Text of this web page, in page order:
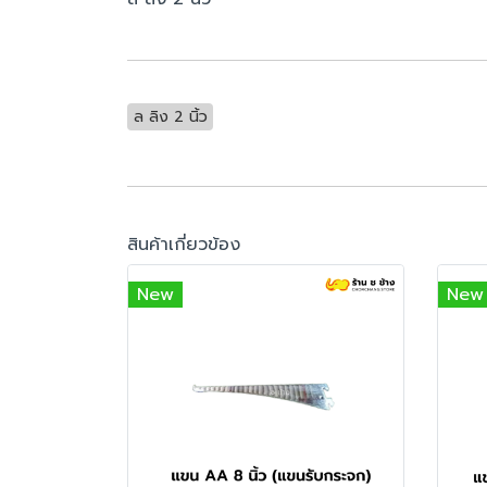
ล ลิง 2 นิ้ว
สินค้าเกี่ยวข้อง
New
New